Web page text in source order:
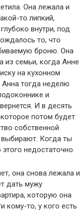
Она лежала и
то липкий,
внутри, под
то, что
броню. Она
из семьи, когда Анне
на кухонном
Анна тогда неделю
и
И в десять
потом будет
собственной
выбирают. Когда ты
недостаточно.
она снова лежала и
дать мужу
которую она
кому-то, у кого есть